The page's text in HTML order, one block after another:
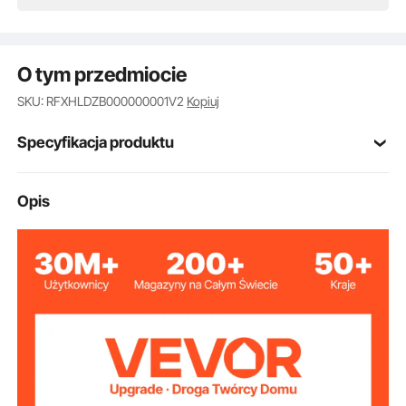
O tym przedmiocie
SKU: RFXHLDZB000000001V2 Kopiuj
Specyfikacja produktu
Moc
440 x 320 mm (17,3 x 12,6
cala)
18,1 cala x 14,6 cala x 13,8
cala (460 x 370 x 350 mm)
Opis